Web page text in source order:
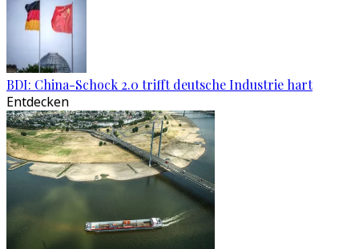
BDI: China-Schock 2.0 trifft deutsche Industrie hart
Entdecken